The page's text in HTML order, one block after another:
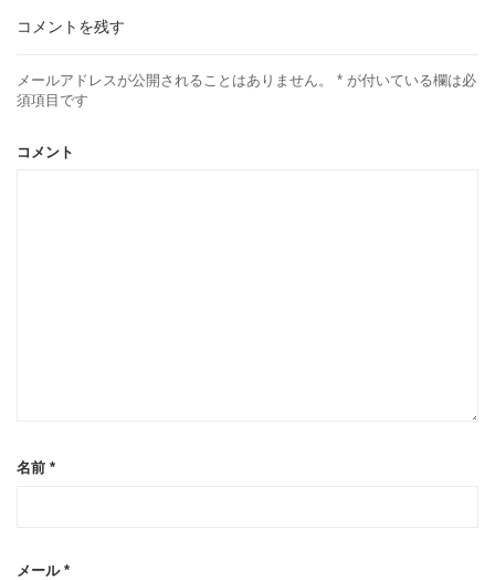
コメントを残す
メールアドレスが公開されることはありません。 * が付いている欄は必
須項目です
コメント
名前 *
メール *